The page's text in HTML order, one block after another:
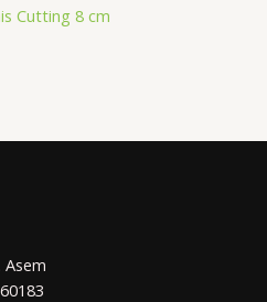
Cutting 8 cm
Asem